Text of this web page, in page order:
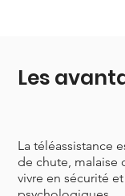
Les
La téléassistance
de chute, malaise
vivre en sécurité